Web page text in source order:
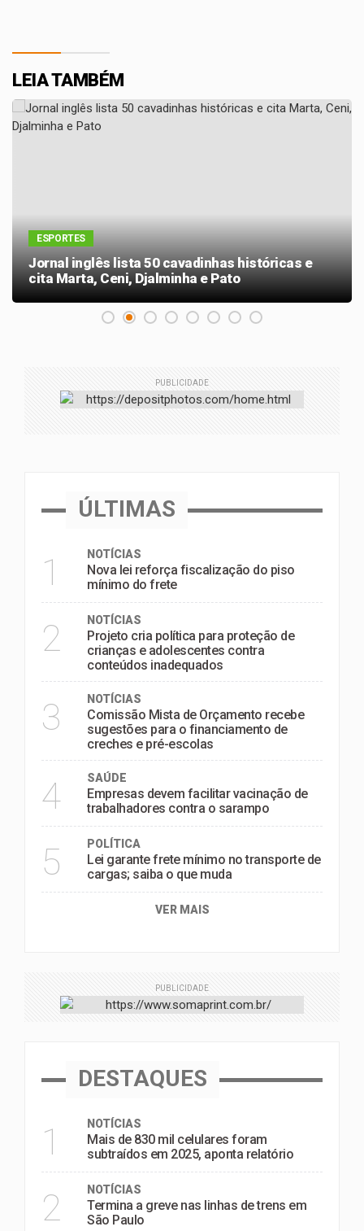
LEIA TAMBÉM
ESPORTES
Jornal inglês lista 50 cavadinhas históricas e
cita Marta, Ceni, Djalminha e Pato
PUBLICIDADE
ÚLTIMAS
1 NOTÍCIAS
Nova lei reforça fiscalização do piso
mínimo do frete
2 NOTÍCIAS
Projeto cria política para proteção de
crianças e adolescentes contra
conteúdos inadequados
3 NOTÍCIAS
Comissão Mista de Orçamento recebe
sugestões para o financiamento de
creches e pré-escolas
4 SAÚDE
Empresas devem facilitar vacinação de
trabalhadores contra o sarampo
5 POLÍTICA
Lei garante frete mínimo no transporte de
cargas; saiba o que muda
VER MAIS
PUBLICIDADE
DESTAQUES
1 NOTÍCIAS
Mais de 830 mil celulares foram
subtraídos em 2025, aponta relatório
2 NOTÍCIAS
Termina a greve nas linhas de trens em
São Paulo